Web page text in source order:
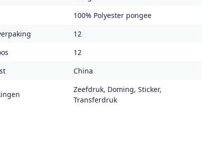
100% Polyester pongee
12
12
China
Zeefdruk, Doming, Sticker,
Transferdruk